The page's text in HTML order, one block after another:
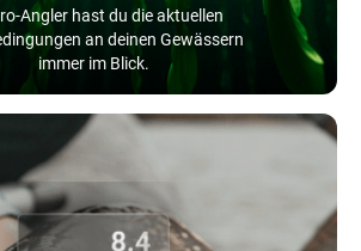
Angler hast du die aktuellen
an deinen Gewässern
immer im Blick.